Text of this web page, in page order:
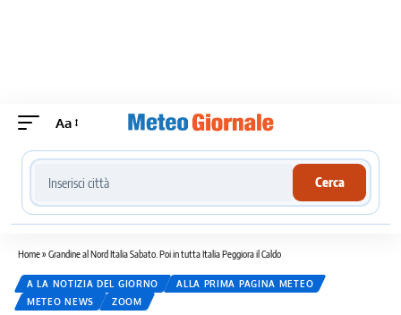
Aa
Cerca località meteo
Cerca
Home» Grandine al Nord Italia Sabato. Poi in tutta Italia Peggiora il Caldo
A LA NOTIZIA DEL GIORNO
ALLA PRIMA PAGINA METEO
METEO NEWS
ZOOM